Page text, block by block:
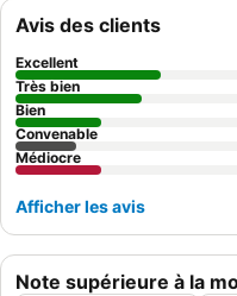
son choix vaste et varié,
serveurs, le personnel
bien-être, pour leur
expérience optimale,
étage supérieur
Note supérieure à la
Avis des clients
Excellent
Très bien
Bien
Convenable
Médiocre
Afficher les avis